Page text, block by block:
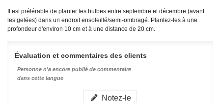
Il est préférable de planter les bulbes entre septembre et décembre (avant
les gelées) dans un endroit ensoleillé/semi-ombragé. Plantez-les à une
profondeur d'environ 10 cm et à une distance de 20 cm.
Évaluation et commentaires des clients
Personne n'a encore publié de commentaire
dans cette langue
Notez-le